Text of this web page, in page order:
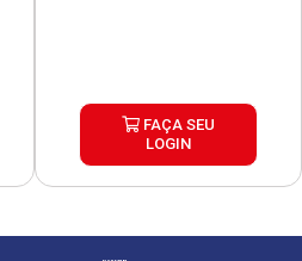
FAÇA SEU
LOGIN